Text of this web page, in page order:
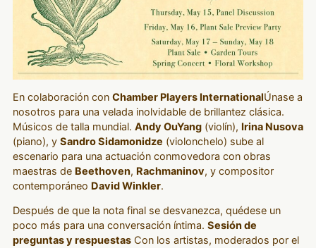
En colaboración con Chamber Players InternationalÚnase a
nosotros para una velada inolvidable de brillantez clásica.
Músicos de talla mundial. Andy OuYang(violín), Irina Nusova
(piano), y Sandro Sidamonidze (violonchelo) sube al
escenario para una actuación conmovedora con obras
maestras de Beethoven, Rachmaninov, y compositor
contemporáneo David Winkler.
Después de que la nota final se desvanezca, quédese un
poco más para una conversación íntima. Sesión de
preguntas y respuestasCon los artistas, moderados por el